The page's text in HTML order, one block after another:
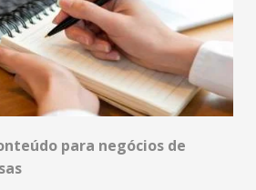
para negócios de